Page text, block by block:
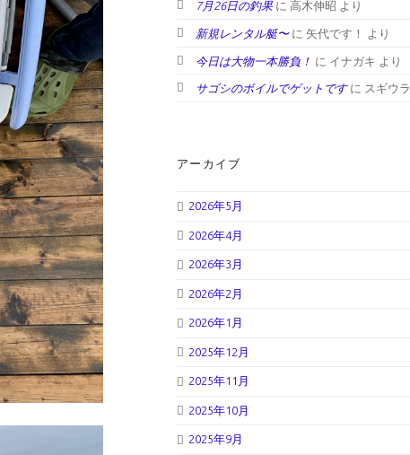
7月26日の釣果に 高木伸昭 より
新規レンタル艇〜に 矢代です！ より
今日は大物一本勝負！ に イナガキ より
サゴシのボイルでゲットですに スギウラ
アーカイブ
2026年5月
2026年4月
2026年3月
2026年2月
2026年1月
2025年12月
2025年11月
2025年10月
2025年9月